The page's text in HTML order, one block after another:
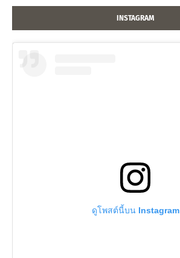
INSTAGRAM
ดูโพสต์นี้บน Instagram